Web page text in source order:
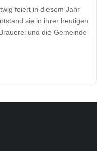
feiert in diesem Jahr
sie in ihrer heutigen
und die Gemeinde